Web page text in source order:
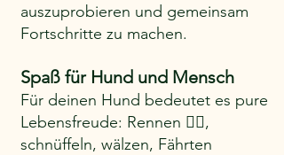
auszuprobieren und gemeinsam
Fortschritte zu machen.
Spaß für Hund und Mensch
Für deinen Hund bedeutet es pure
Lebensfreude: Rennen 🏃‍♂,
schnüffeln, wälzen, Fährten